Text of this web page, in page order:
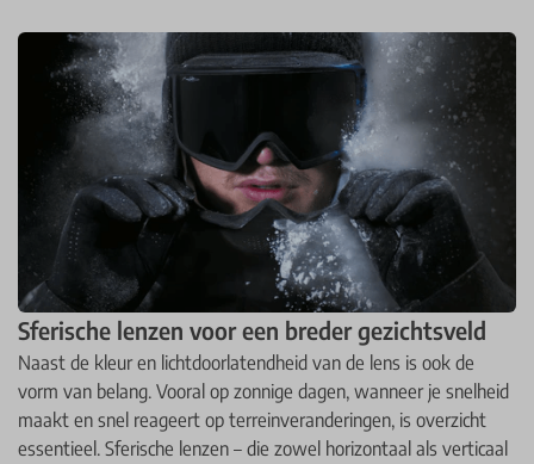
Sferische lenzen voor een breder gezichtsveld
Naast de kleur en lichtdoorlatendheid van de lens is ook de
vorm van belang. Vooral op zonnige dagen, wanneer je snelheid
maakt en snel reageert op terreinveranderingen, is overzicht
essentieel. Sferische lenzen – die zowel horizontaal als verticaal